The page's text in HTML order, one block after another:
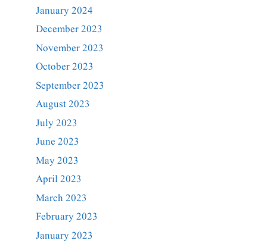
January 2024
December 2023
November 2023
October 2023
September 2023
August 2023
July 2023
June 2023
May 2023
April 2023
March 2023
February 2023
January 2023